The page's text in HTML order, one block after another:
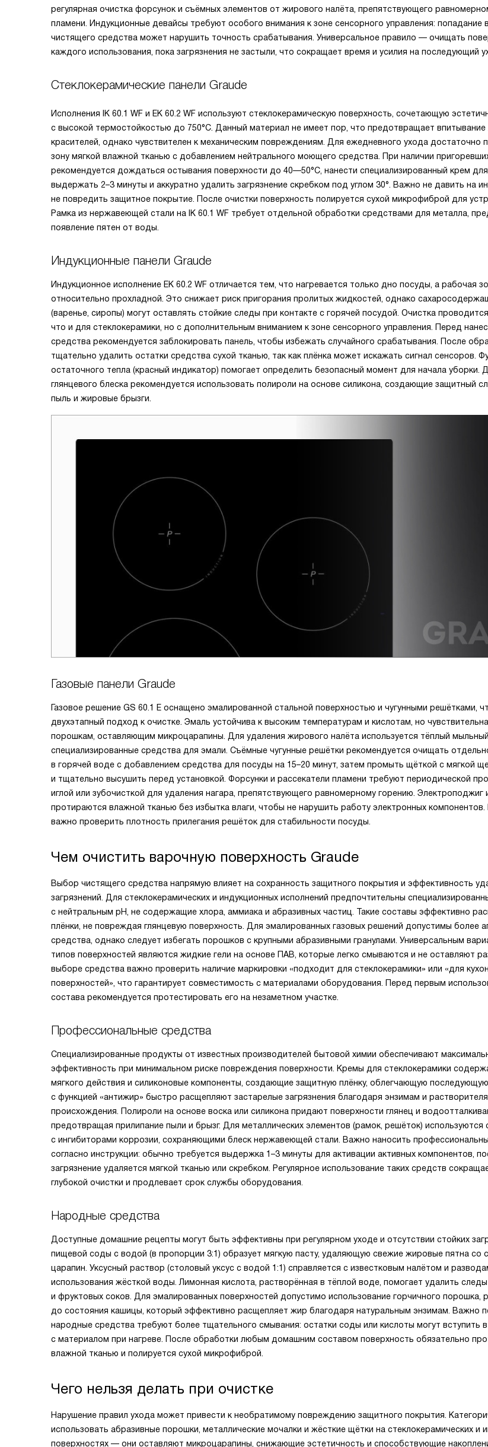
регулярная очистка форсунок и съёмных элементов от жирового налёта, препятствующего
пламени. Индукционные девайсы требуют особого внимания к зоне сенсорного управления: попадание
чистящего средства может нарушить точность срабатывания. Универсальное правило — очищать
каждого использования, пока загрязнения не застыли, что сокращает время и усилия на последующий
Стеклокерамические панели Graude
Исполнения IK 60.1 WF и EK 60.2 WF используют стеклокерамическую поверхность, сочетающую
с высокой термостойкостью до 750°C. Данный материал не имеет пор, что предотвращает
красителей, однако чувствителен к механическим повреждениям. Для ежедневного ухода достаточно
зону мягкой влажной тканью с добавлением нейтрального моющего средства. При наличии
рекомендуется дождаться остывания поверхности до 40—50°C, нанести специализированный крем для
выдержать 2–3 минуты и аккуратно удалить загрязнение скребком под углом 30°. Важно не давить на
не повредить защитное покрытие. После очистки поверхность полируется сухой микрофиброй для
Рамка из нержавеющей стали на IK 60.1 WF требует отдельной обработки средствами для металла,
появление пятен от воды.
Индукционные панели Graude
Индукционное исполнение EK 60.2 WF отличается тем, что нагревается только дно посуды, а рабочая
относительно прохладной. Это снижает риск пригорания пролитых жидкостей, однако
(варенье, сиропы) могут оставлять стойкие следы при контакте с горячей посудой. Очистка
что и для стеклокерамики, но с дополнительным вниманием к зоне сенсорного управления. Перед
средства рекомендуется заблокировать панель, чтобы избежать случайного срабатывания. После
тщательно удалить остатки средства сухой тканью, так как плёнка может искажать сигнал сенсоров.
остаточного тепла (красный индикатор) помогает определить безопасный момент для начала уборки.
глянцевого блеска рекомендуется использовать полироли на основе силикона, создающие защитный
пыль и жировые брызги.
Газовые панели Graude
Газовое решение GS 60.1 E оснащено эмалированной стальной поверхностью и чугунными решётками,
двухэтапный подход к очистке. Эмаль устойчива к высоким температурам и кислотам, но
порошкам, оставляющим микроцарапины. Для удаления жирового налёта используется тёплый
специализированные средства для эмали. Съёмные чугунные решётки рекомендуется очищать
в горячей воде с добавлением средства для посуды на 15–20 минут, затем промыть щёткой с мягкой
и тщательно высушить перед установкой. Форсунки и рассекатели пламени требуют периодической
иглой или зубочисткой для удаления нагара, препятствующего равномерному горению. Электроподжиг
протираются влажной тканью без избытка влаги, чтобы не нарушить работу электронных
важно проверить плотность прилегания решёток для стабильности посуды.
Чем очистить варочную поверхность Graude
Выбор чистящего средства напрямую влияет на сохранность защитного покрытия и эффективность
загрязнений. Для стеклокерамических и индукционных исполнений предпочтительны
с нейтральным pH, не содержащие хлора, аммиака и абразивных частиц. Такие составы эффективно
плёнки, не повреждая глянцевую поверхность. Для эмалированных газовых решений допустимы более
средства, однако следует избегать порошков с крупными абразивными гранулами. Универсальным
типов поверхностей являются жидкие гели на основе ПАВ, которые легко смываются и не оставляют
выборе средства важно проверить наличие маркировки «подходит для стеклокерамики» или «для
поверхностей», что гарантирует совместимость с материалами оборудования. Перед первым
состава рекомендуется протестировать его на незаметном участке.
Профессиональные средства
Специализированные продукты от известных производителей бытовой химии обеспечивают
эффективность при минимальном риске повреждения поверхности. Кремы для стеклокерамики
мягкого действия и силиконовые компоненты, создающие защитную плёнку, облегчающую
с функцией «антижир» быстро расщепляют застарелые загрязнения благодаря энзимам и
происхождения. Полироли на основе воска или силикона придают поверхности глянец и
предотвращая прилипание пыли и брызг. Для металлических элементов (рамок, решёток) используются
с ингибиторами коррозии, сохраняющими блеск нержавеющей стали. Важно наносить
согласно инструкции: обычно требуется выдержка 1–3 минуты для активации активных компонентов,
загрязнение удаляется мягкой тканью или скребком. Регулярное использование таких средств
глубокой очистки и продлевает срок службы оборудования.
Народные средства
Доступные домашние рецепты могут быть эффективны при регулярном уходе и отсутствии стойких
пищевой соды с водой (в пропорции 3:1) образует мягкую пасту, удаляющую свежие жировые пятна со
царапин. Уксусный раствор (столовый уксус с водой 1:1) справляется с известковым налётом и
использования жёсткой воды. Лимонная кислота, растворённая в тёплой воде, помогает удалить
и фруктовых соков. Для эмалированных поверхностей допустимо использование горчичного порошка,
до состояния кашицы, который эффективно расщепляет жир благодаря натуральным энзимам. Важно
народные средства требуют более тщательного смывания: остатки соды или кислоты могут вступить
с материалом при нагреве. После обработки любым домашним составом поверхность обязательно
влажной тканью и полируется сухой микрофиброй.
Чего нельзя делать при очистке
Нарушение правил ухода может привести к необратимому повреждению защитного покрытия.
использовать абразивные порошки, металлические мочалки и жёсткие щётки на стеклокерамических и
поверхностях — они оставляют микроцарапины, снижающие эстетичность и способствующие